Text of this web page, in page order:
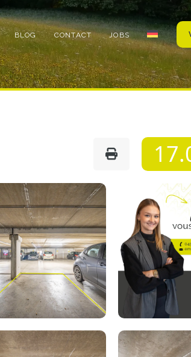
BLOG CONTACT JOBS
l'album
Photo
de
l'album